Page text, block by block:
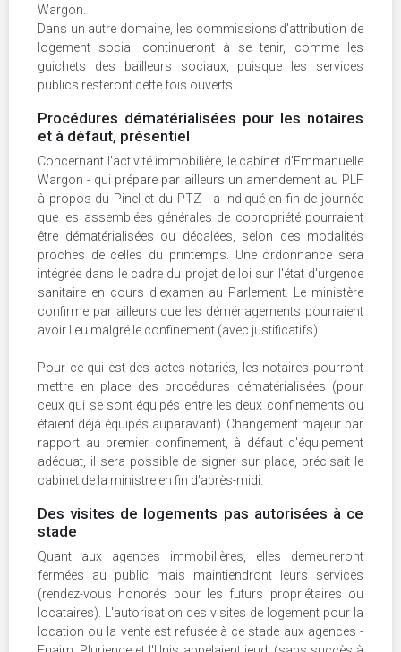
Wargon.
Dans un autre domaine, les commissions d'attribution de
logement social continueront à se tenir, comme les
guichets des bailleurs sociaux, puisque les services
publics resteront cette fois ouverts.
Procédures dématérialisées pour les notaires
et à défaut, présentiel
Concernant l'activité immobilière, le cabinet d'Emmanuelle
Wargon - qui prépare par ailleurs un amendement au PLF
à propos du Pinel et du PTZ - a indiqué en fin de journée
que les assemblées générales de copropriété pourraient
être dématérialisées ou décalées, selon des modalités
proches de celles du printemps. Une ordonnance sera
intégrée dans le cadre du projet de loi sur l'état d'urgence
sanitaire en cours d'examen au Parlement. Le ministère
confirme par ailleurs que les déménagements pourraient
avoir lieu malgré le confinement (avec justificatifs).
Pour ce qui est des actes notariés, les notaires pourront
mettre en place des procédures dématérialisées (pour
ceux qui se sont équipés entre les deux confinements ou
étaient déjà équipés auparavant). Changement majeur par
rapport au premier confinement, à défaut d'équipement
adéquat, il sera possible de signer sur place, précisait le
cabinet de la ministre en fin d'après-midi.
Des visites de logements pas autorisées à ce
stade
Quant aux agences immobilières, elles demeureront
fermées au public mais maintiendront leurs services
(rendez-vous honorés pour les futurs propriétaires ou
locataires). L'autorisation des visites de logement pour la
location ou la vente est refusée à ce stade aux agences -